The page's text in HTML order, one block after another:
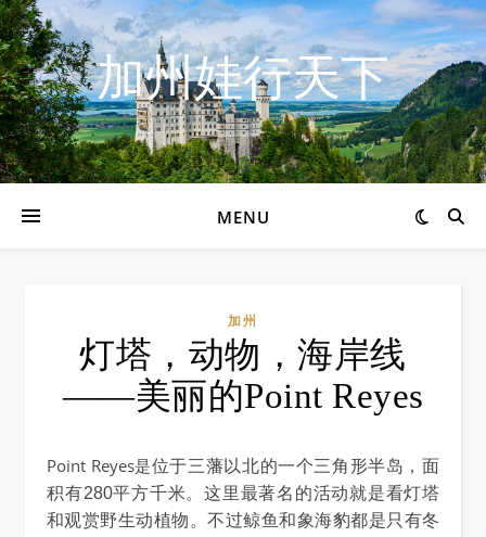
加州娃行天下
MENU
加州
灯塔，动物，海岸线
——美丽的Point Reyes
Point Reyes是位于三藩以北的一个三角形半岛，面
积有280平方千米。这里最著名的活动就是看灯塔
和观赏野生动植物。不过鲸鱼和象海豹都是只有冬